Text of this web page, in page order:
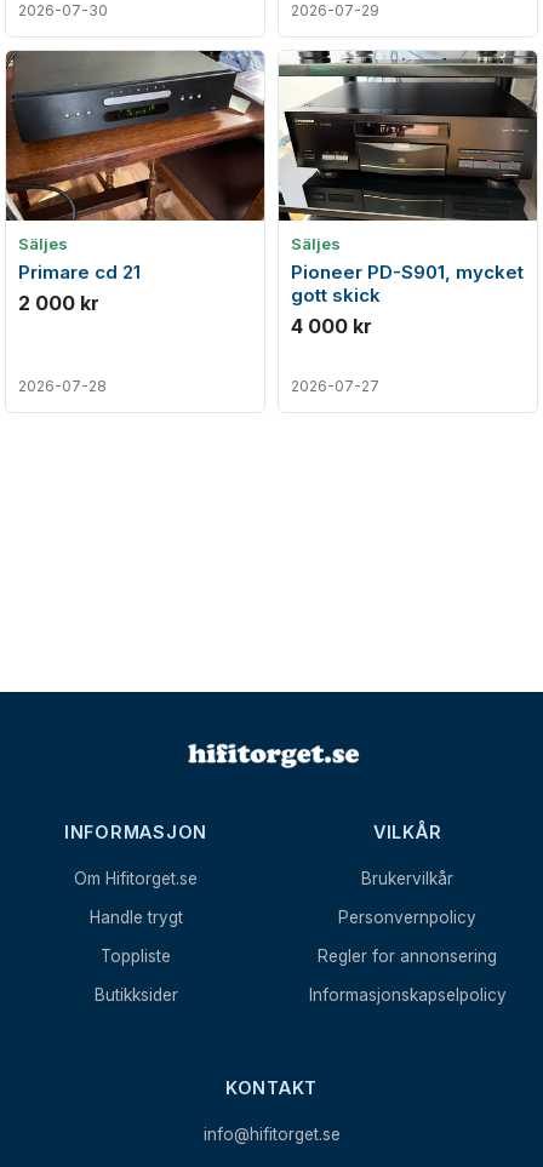
2026-07-30 2026-07-29
Säljes
Primare cd 21
2 000 kr
2026-07-28
Säljes
Pioneer PD-S901, mycket
gott skick
4 000 kr
2026-07-27
INFORMASJON
Om Hifitorget.se
Handle trygt
Toppliste
Butikksider
VILKÅR
Brukervilkår
Personvernpolicy
Regler for annonsering
Informasjonskapselpolicy
KONTAKT
info@hifitorget.se